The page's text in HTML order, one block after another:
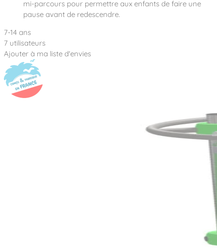
mi-parcours pour permettre aux enfants de faire une
pause avant de redescendre.
7-14 ans
7 utilisateurs
Ajouter à ma liste d'envies